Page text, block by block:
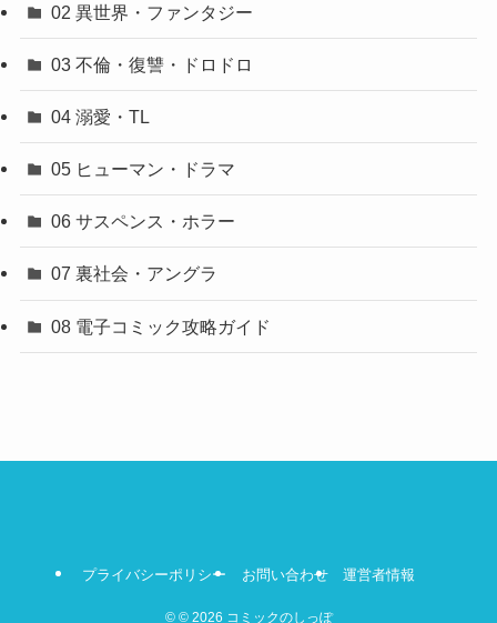
02 異世界・ファンタジー
03 不倫・復讐・ドロドロ
04 溺愛・TL
05 ヒューマン・ドラマ
06 サスペンス・ホラー
07 裏社会・アングラ
08 電子コミック攻略ガイド
プライバシーポリシー お問い合わせ 運営者情報
©© 2026 コミックのしっぽ